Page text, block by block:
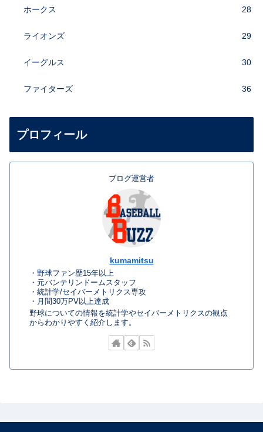
ホークス 28
ライオンズ 29
イーグルス 30
ファイターズ 36
プロフィール
ブログ運営者
kumamitsu
・野球ファン歴15年以上
・元バンテリンドームスタッフ
・統計学/セイバーメトリクス専攻
・月間30万PV以上達成
野球についての情報を統計学やセイバーメトリクスの観点
からわかりやすく紹介します。